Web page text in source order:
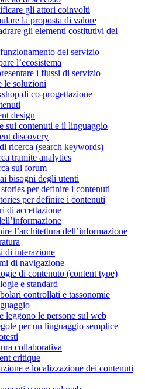
gli attori coinvolti
la proposta di valore
gli elementi costitutivi del
del servizio
l’ecosistema
i flussi di servizio
le soluzioni
di co-progettazione
design
sui contenuti e il linguaggio
discovery
ricerca (search keywords)
tramite analytics
sui forum
bisogni degli utenti
per definire i contenuti
per definire i contenuti
di accettazione
l’architettura dell’informazione
di interazione
di navigazione
di contenuto (content type)
e standard
controllati e tassonomie
leggono le persone sul web
per un linguaggio semplice
collaborativa
critique
e localizzazione dei contenuti